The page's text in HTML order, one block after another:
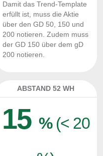
Damit das Trend-Template
erfüllt ist, muss die Aktie
über den GD 50, 150 und
200 notieren. Zudem muss
der GD 150 über dem gD
200 notieren.
ABSTAND 52 WH
15% (< 20